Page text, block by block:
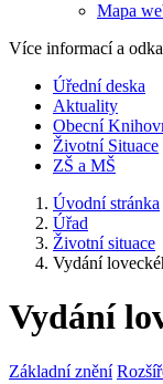
Mapa
Více informací a
Úřední deska
Aktuality
Obecní
Životní Situace
ZŠ a MŠ
Úvodní stránka
Úřad
Životní situace
Vydání
Vydání
Základní znění